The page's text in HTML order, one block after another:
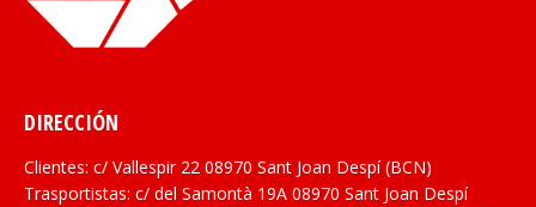
DIRECCIÓN
Clientes: c/ Vallespir 22 08970 Sant Joan Despí (BCN)
Trasportistas: c/ del Samontà 19A 08970 Sant Joan Despí